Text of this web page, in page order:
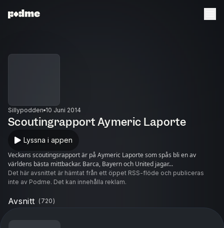
Sillypodden 10 Juni 2014
Scoutingrapport Aymeric Laporte
Lyssna i appen
Veckans scoutingsrapport är på Aymeric Laporte som spås bli en av
världens bästa mittbackar. Barca, Bayern och United jagar...
Det här avsnittet är hämtat från ett öppet RSS-flöde och publiceras
inte av Podme. Det kan innehålla reklam.
Avsnitt (720)